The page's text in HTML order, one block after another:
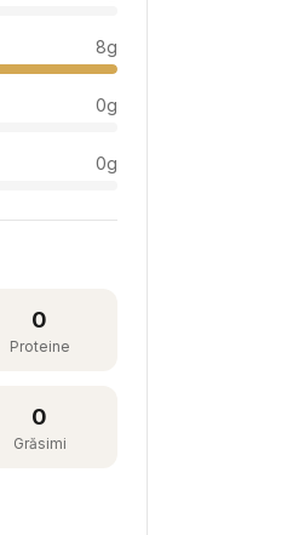
8g
0g
0g
0
Proteine
0
Grăsimi